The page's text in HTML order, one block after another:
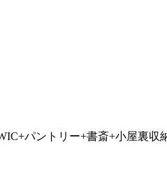
パントリー+書斎+小屋裏